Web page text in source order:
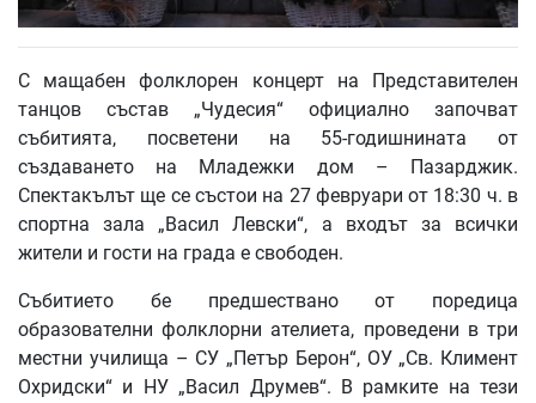
С мащабен фолклорен концерт на Представителен
танцов състав „Чудесия“ официално започват
събитията, посветени на 55-годишнината от
създаването на Младежки дом – Пазарджик.
Спектакълът ще се състои на 27 февруари от 18:30 ч. в
спортна зала „Васил Левски“, а входът за всички
жители и гости на града е свободен.
Събитието бе предшествано от поредица
образователни фолклорни ателиета, проведени в три
местни училища – СУ „Петър Берон“, ОУ „Св. Климент
Охридски“ и НУ „Васил Друмев“. В рамките на тези